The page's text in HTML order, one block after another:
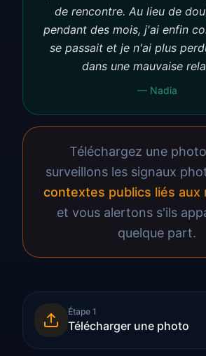
de rencontre. Au lieu de
pendant des mois, j'ai enfin
se passait et je n'ai plus
dans une mauvaise
— Nadia
Téléchargez une
surveillons les signaux
contextes publics liés aux
et vous alertons s'ils
quelque part.
Étape 1
Télécharger une photo